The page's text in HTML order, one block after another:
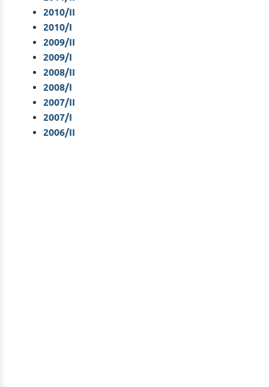
2010/II
2010/I
2009/II
2009/I
2008/II
2008/I
2007/II
2007/I
2006/II